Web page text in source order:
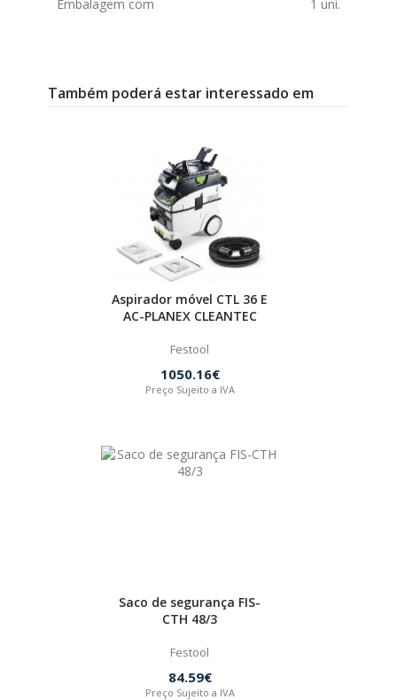
Embalagem com 1 uni.
Também poderá estar interessado em
Aspirador móvel CTL 36 E
AC-PLANEX CLEANTEC
Festool
1050.16€
Preço Sujeito a IVA
Saco de segurança FIS-
CTH 48/3
Festool
84.59€
Preço Sujeito a IVA